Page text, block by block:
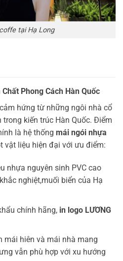
tại Hạ Long
Phong Cách Hàn Quốc
hứng từ những ngôi nhà cổ
kiến trúc Hàn Quốc. Điểm
là hệ thống mái ngói nhựa
vật liệu hiện đại với ưu điểm:
nhựa nguyên sinh PVC cao
nghiệt,muối biển của Hạ
chính hãng,in logo LƯƠNG
mái hiên và mái nhà mang
vẫn phù hợp với xu hướng